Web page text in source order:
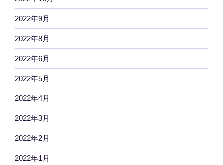
2022年9月
2022年8月
2022年6月
2022年5月
2022年4月
2022年3月
2022年2月
2022年1月